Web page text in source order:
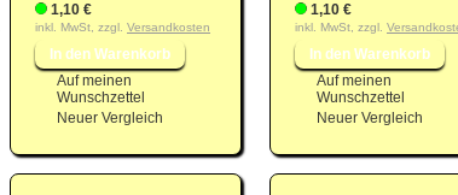
1,10 €
inkl. MwSt, zzgl. Versandkosten
Auf meinen
Wunschzettel
Neuer Vergleich
1,10 €
inkl. MwSt, zzgl.
Auf meinen
Wunschzettel
Neuer Vergleich